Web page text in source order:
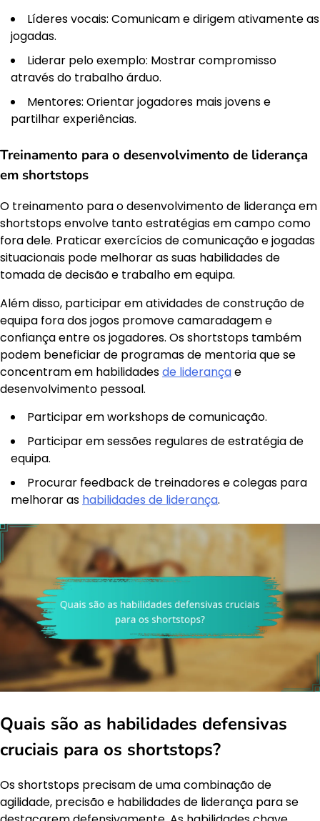
Líderes vocais: Comunicam e dirigem ativamente as
jogadas.
Liderar pelo exemplo: Mostrar compromisso
através do trabalho árduo.
Mentores: Orientar jogadores mais jovens e
partilhar experiências.
Treinamento para o desenvolvimento de liderança
em shortstops
O treinamento para o desenvolvimento de liderança em
shortstops envolve tanto estratégias em campo como
fora dele. Praticar exercícios de comunicação e jogadas
situacionais pode melhorar as suas habilidades de
tomada de decisão e trabalho em equipa.
Além disso, participar em atividades de construção de
equipa fora dos jogos promove camaradagem e
confiança entre os jogadores. Os shortstops também
podem beneficiar de programas de mentoria que se
concentram em habilidadesde liderançae
desenvolvimento pessoal.
Participar em workshops de comunicação.
Participar em sessões regulares de estratégia de
equipa.
Procurar feedback de treinadores e colegas para
melhorar as habilidades de liderança.
Quais são as habilidades defensivas
cruciais para os shortstops?
Os shortstops precisam de uma combinação de
agilidade, precisão e habilidades de liderança para se